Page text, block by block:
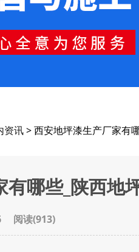
资讯> 西安地坪漆生产厂家有
哪些_陕西地
阅读(913)